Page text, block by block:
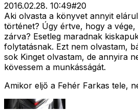
2016.02.28. 10:49#20
Aki olvasta a könyvet annyit
történet? Úgy értve, hogy a
zárva? Esetleg maradnak
folytatásnak. Ezt nem olvastam,
sok Kinget olvastam, de annyira
kövessem a munkásságát.
Amikor eljő a Fehér Farkas tele,